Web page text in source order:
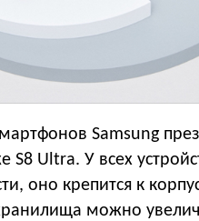
Samsung
S8 Ultra. У всех
оно крепится к
можно